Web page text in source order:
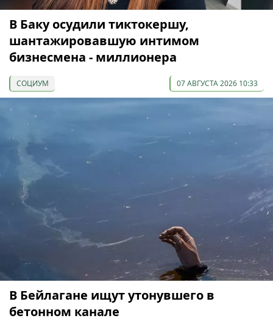
В Баку осудили тиктокершу,
шантажировавшую интимом
бизнесмена - миллионера
СОЦИУМ 07 АВГУСТА 2026 10:33
В Бейлагане ищут утонувшего в
бетонном канале